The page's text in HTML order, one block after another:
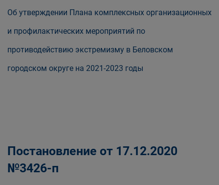
Об утверждении Плана комплексных организационных
и профилактических мероприятий по
противодействию экстремизму в Беловском
городском округе на 2021-2023 годы
Постановление от 17.12.2020
№3426-п